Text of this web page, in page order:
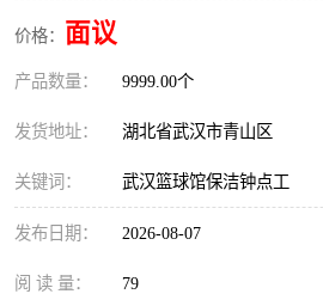
价格： 面议
产品数量： 9999.00个
发货地址： 湖北省武汉市青山区
关键词： 武汉篮球馆保洁钟点工
发布日期： 2026-08-07
阅 读 量： 79